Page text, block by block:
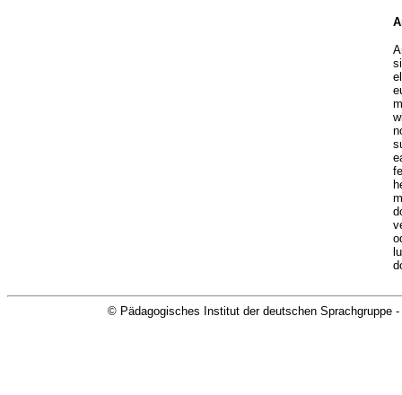
© Pädagogisches Institut der deutschen Sprachgruppe